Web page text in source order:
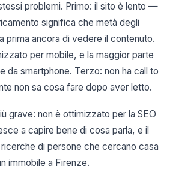
problemi. Primo: il sito è lento —
significa che metà degli
prima ancora di vedere il contenuto.
per mobile, e la maggior parte
da smartphone. Terzo: non ha call to
non sa cosa fare dopo aver letto.
grave: non è ottimizzato per la SEO
a capire bene di cosa parla, e il
di persone che cercano casa
immobile a Firenze.